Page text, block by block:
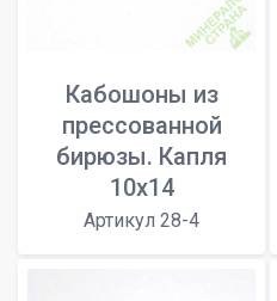
Кабошоны из
прессованной
бирюзы. Капля
10х14
Артикул 28-4